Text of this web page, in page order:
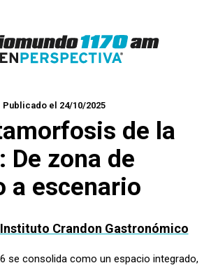
Publicado el 24/10/2025
de la
De zona de
a escenario
Instituto Crandon Gastronómico
se consolida como un espacio integrado,